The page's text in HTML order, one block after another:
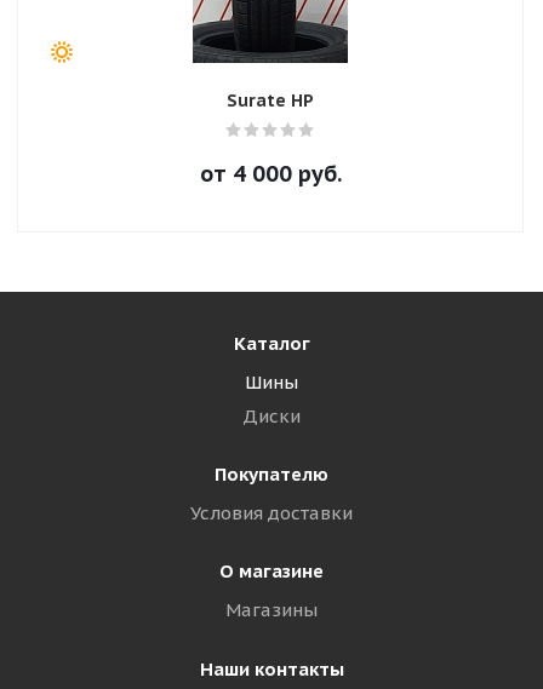
Surate HP
от 4 000руб.
Каталог
Шины
Диски
Покупателю
Условия доставки
О магазине
Магазины
Наши контакты